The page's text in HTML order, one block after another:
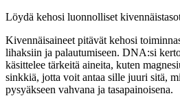
Löydä kehosi luonnolliset
Kivennäisaineet pitävät kehosi
lihaksiin ja palautumiseen. DNA:si
käsittelee tärkeitä aineita, kuten
sinkkiä, jotta voit antaa sille juuri sitä,
pysyäkseen vahvana ja tasapainoisena.